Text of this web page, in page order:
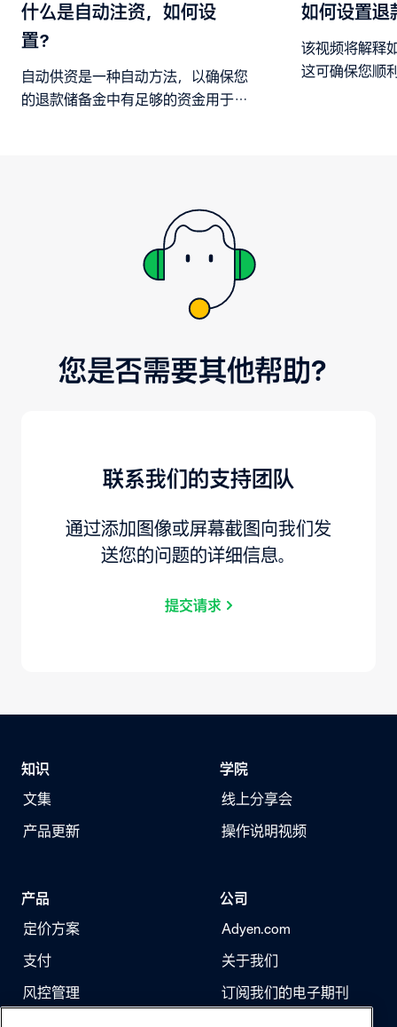
什么是自动注资，如何设
置？
自动供资是一种自动方法，以确保您
的退款储备金中有足够的资金用于退
如何设置退
该视频将解释
这可确保您顺
您是否需要其他帮助？
联系我们的支持团队
通过添加图像或屏幕截图向我们发
送您的问题的详细信息。
提交请求
知识
文集
产品更新
学院
线上分享会
操作说明视频
产品
定价方案
支付
风控管理
公司
Adyen.com
关于我们
订阅我们的电子期刊